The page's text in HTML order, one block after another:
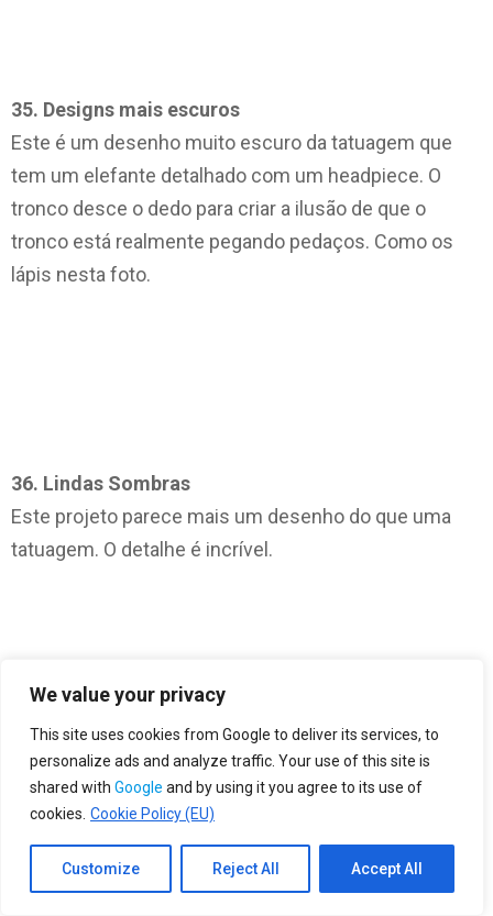
We value your privacy
This site uses cookies from Google to deliver its services, to
personalize ads and analyze traffic. Your use of this site is
shared with Google and by using it you agree to its use of
cookies. Cookie Policy (EU)
Customize Reject All Accept All
35. Designs mais escuros
Este é um desenho muito escuro da tatuagem que
tem um elefante detalhado com um headpiece. O
tronco desce o dedo para criar a ilusão de que o
tronco está realmente pegando pedaços. Como os
lápis nesta foto.
36. Lindas Sombras
Este projeto parece mais um desenho do que uma
tatuagem. O detalhe é incrível.
37. Origami
Essa tatuagem é uma forma geométrica, mas
também tem alguns elementos de origami. Eu amo
esses designs porque eles são tão originais.